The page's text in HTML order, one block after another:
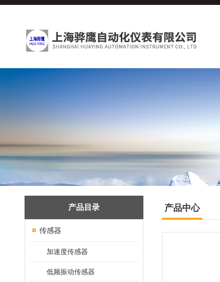
产品目录
传感器
加速度传感器
低频振动传感器
产品中心